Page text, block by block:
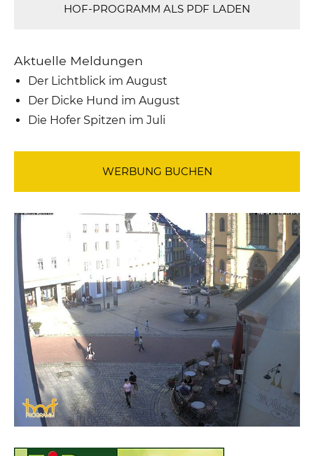
HOF-PROGRAMM ALS PDF LADEN
Aktuelle Meldungen
Der Lichtblick im August
Der Dicke Hund im August
Die Hofer Spitzen im Juli
WERBUNG BUCHEN